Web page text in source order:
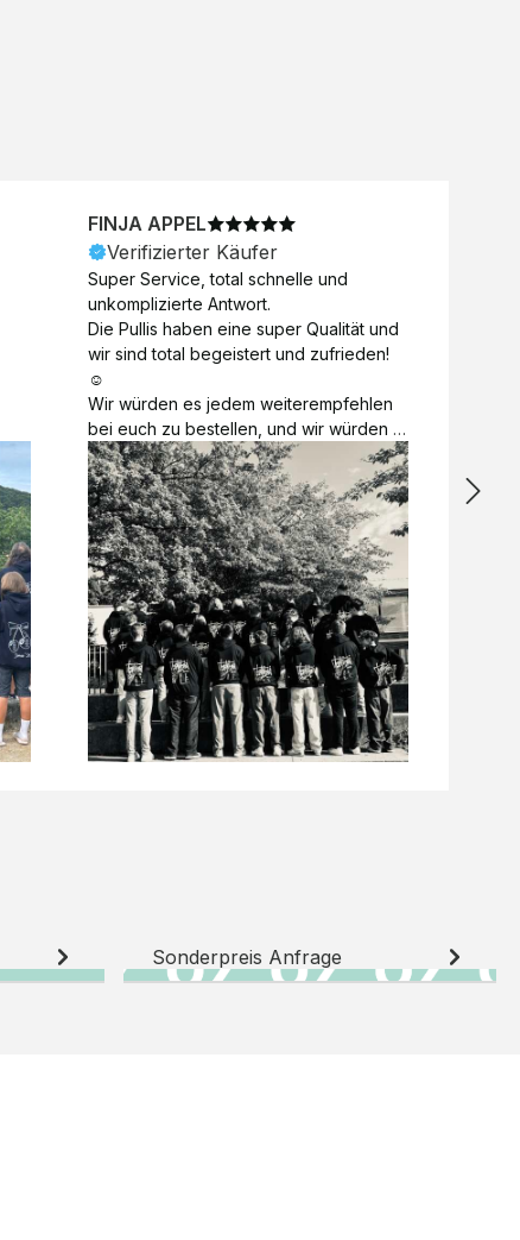
FINJA APPEL
Verifizierter Käufer
Super Service, total schnelle und
unkomplizierte Antwort.
Die Pullis haben eine super Qualität und
wir sind total begeistert und zufrieden!
☺️
Wir würden es jedem weiterempfehlen
bei euch zu bestellen, und wir würden
es auch sofort nochmal tun!
Vielen Dank für alles 😊
Sonderpreis Anfrage